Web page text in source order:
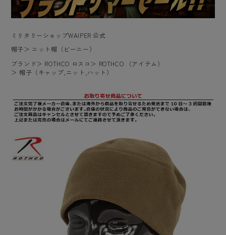
ミリタリーショップWAIPER 公式
帽子＞ ニット帽（ビーニー）
ブランド＞ ROTHCO ロスコ ＞ ROTHCO （アイテム）
＞ 帽子（キャップ,ニット,ハット）